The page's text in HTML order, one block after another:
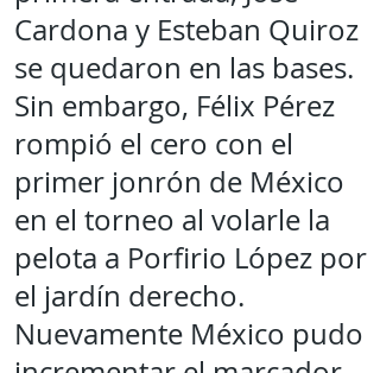
Cardona y Esteban Quiroz
se quedaron en las bases.
Sin embargo, Félix Pérez
rompió el cero con el
primer jonrón de México
en el torneo al volarle la
pelota a Porfirio López por
el jardín derecho.
Nuevamente México pudo